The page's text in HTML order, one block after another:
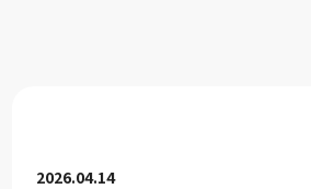
2026.04.14